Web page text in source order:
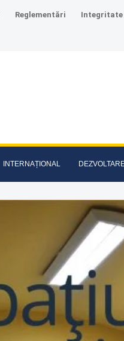
Reglementări
INTERNAȚIONAL